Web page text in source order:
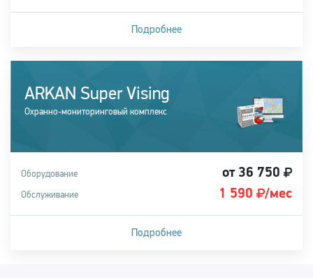
Подробнее
Купить систему
ARKAN Super Vising
Охранно-мониторинговый комплекс
Оборудование от 36 750
Обслуживание 1 590 /мес
Подробнее